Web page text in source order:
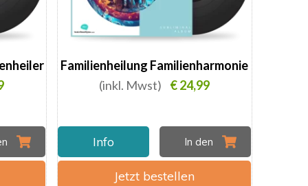
Familienheilung Familienharmonie
(inkl. Mwst) € 24,99
Info In den
Jetzt bestellen